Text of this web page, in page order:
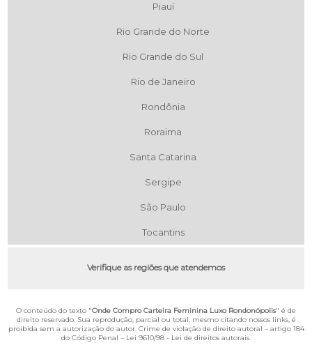
Piauí
Rio Grande do Norte
Rio Grande do Sul
Rio de Janeiro
Rondônia
Roraima
Santa Catarina
Sergipe
São Paulo
Tocantins
Verifique as regiões que atendemos
O conteúdo do texto "Onde Compro Carteira Feminina Luxo Rondonópolis" é de
direito reservado. Sua reprodução, parcial ou total, mesmo citando nossos links, é
proibida sem a autorização do autor. Crime de violação de direito autoral – artigo 184
do Código Penal – Lei 9610/98 - Lei de direitos autorais.